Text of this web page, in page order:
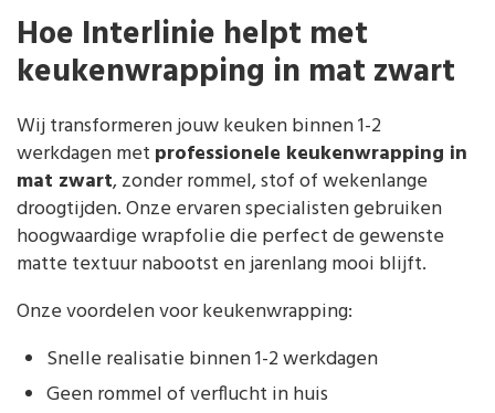
Hoe Interlinie helpt met
keukenwrapping in mat zwart
Wij transformeren jouw keuken binnen 1-2
werkdagen met professionele keukenwrapping in
mat zwart, zonder rommel, stof of wekenlange
droogtijden. Onze ervaren specialisten gebruiken
hoogwaardige wrapfolie die perfect de gewenste
matte textuur nabootst en jarenlang mooi blijft.
Onze voordelen voor keukenwrapping:
Snelle realisatie binnen 1-2 werkdagen
Geen rommel of verflucht in huis